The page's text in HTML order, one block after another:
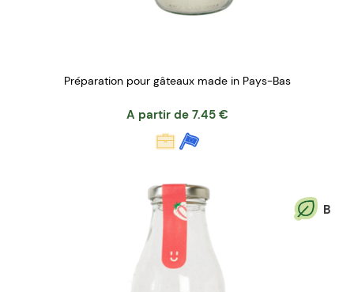
Préparation pour gâteaux made in Pays-Bas
A partir de 7.45 €
B